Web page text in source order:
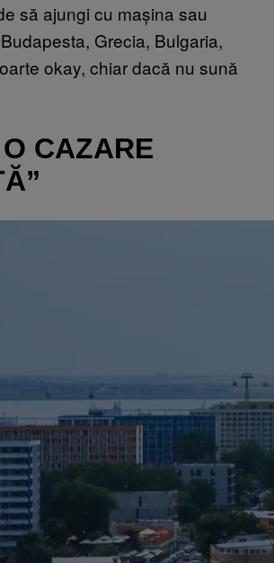
să ajungi cu mașina sau
Grecia, Bulgaria,
okay, chiar dacă nu sună
CAZARE